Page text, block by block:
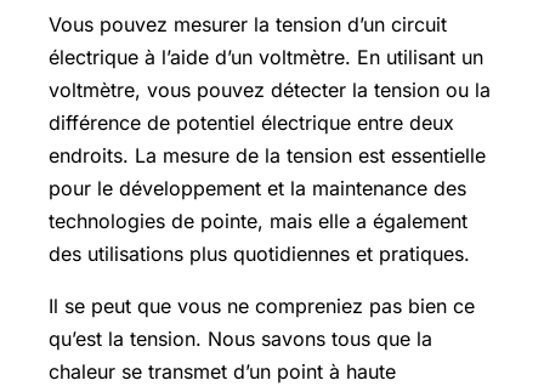
Vous pouvez mesurer la tension d’un circuit
électrique à l’aide d’un voltmètre. En utilisant un
voltmètre, vous pouvez détecter la tension ou la
différence de potentiel électrique entre deux
endroits. La mesure de la tension est essentielle
pour le développement et la maintenance des
technologies de pointe, mais elle a également
des utilisations plus quotidiennes et pratiques.
Il se peut que vous ne compreniez pas bien ce
qu’est la tension. Nous savons tous que la
chaleur se transmet d’un point à haute